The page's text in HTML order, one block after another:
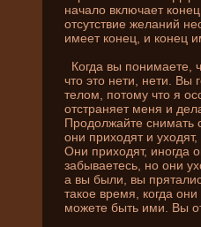
начало включает
отсутствие желани­й
имеет конец, и конец
Когда вы пони­маете,
что это нети, нети. Вы
телом, потому что я
отстраняет меня и
Продолжайте
они­ приходят и
Они­ приходят, иногда
забываетесь, но они­
а вы были, вы
такое время, когда
можете быть ими. Вы